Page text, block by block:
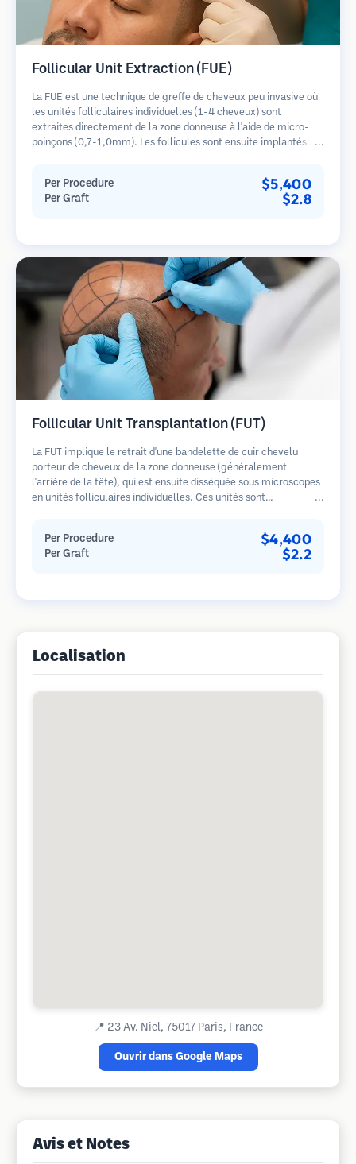
Follicular Unit Extraction (FUE)
La FUE est une technique de greffe de cheveux peu invasive où
les unités folliculaires individuelles (1-4 cheveux) sont
extraites directement de la zone donneuse à l'aide de micro-
poinçons (0,7-1,0mm). Les follicules sont ensuite implantés
guérison plus rapide par rapport aux méthodes de prélèvement
en bandelette.
Per Procedure $5,400
Per Graft $2.8
Follicular Unit Transplantation (FUT)
La FUT implique le retrait d'une bandelette de cuir chevelu
porteur de cheveux de la zone donneuse (généralement
l'arrière de la tête), qui est ensuite disséquée sous microscopes
en unités folliculaires individuelles. Ces unités sont
une cicatrice linéaire.
Per Procedure $4,400
Per Graft $2.2
Localisation
📍 23 Av. Niel, 75017 Paris, France
Ouvrir dans Google Maps
Avis et Notes